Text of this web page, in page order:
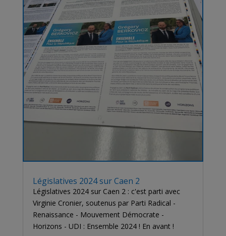
Législatives 2024 sur Caen 2
Législatives 2024 sur Caen 2 : c'est parti avec
Virginie Cronier, soutenus par Parti Radical -
Renaissance - Mouvement Démocrate -
Horizons - UDI : Ensemble 2024 ! En avant !